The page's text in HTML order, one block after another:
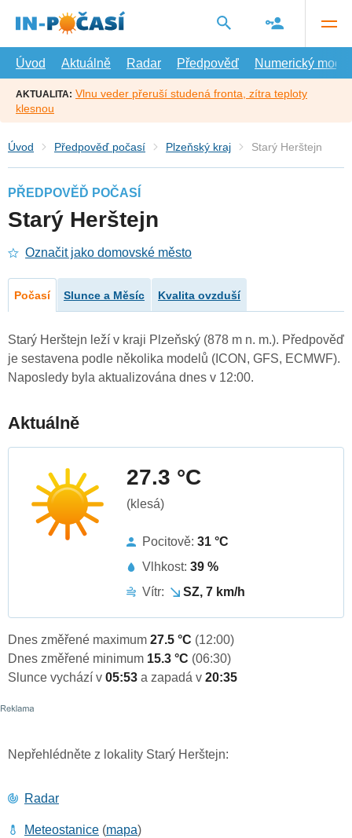
hlavní
Úvod
Aktuálně Radar Předpověď Numerický model
AKTUALITA: Vlnu veder přeruší studená fronta, zítra teploty
klesnou
Úvod Předpověď počasí Plzeňský kraj Starý Herštejn
PŘEDPOVĚĎ POČASÍ
Starý Herštejn
Označit jako domovské město
Počasí Slunce a Měsíc Kvalita ovzduší
Starý Herštejn leží v kraji Plzeňský (878 m n. m.). Předpověď
je sestavena podle několika modelů (ICON, GFS, ECMWF).
Naposledy byla aktualizována dnes v 12:00.
Aktuálně
27.3 °C
(klesá)
Pocitově: 31 °C
Vlhkost: 39 %
Vítr:
SZ, 7 km/h
Dnes změřené maximum 27.5 °C (12:00)
Dnes změřené minimum 15.3 °C (06:30)
Slunce vychází v 05:53 a zapadá v 20:35
Nepřehlédněte z lokality Starý Herštejn:
Radar
Meteostanice (mapa)